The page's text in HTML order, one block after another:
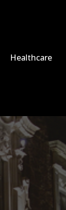
Healthcare